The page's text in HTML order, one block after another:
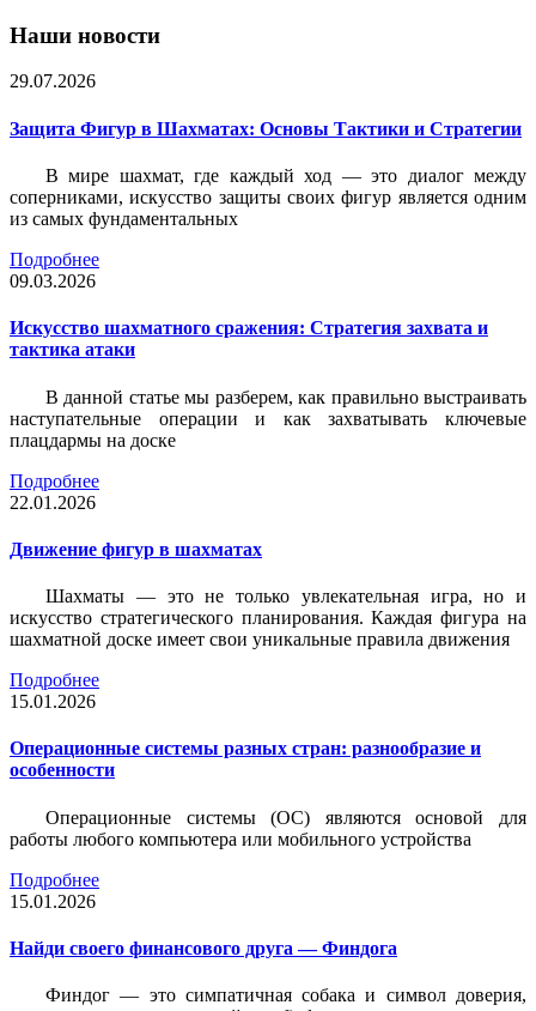
Наши новости
29.07.2026
Защита Фигур в Шахматах: Основы Тактики и Стратегии
В мире шахмат, где каждый ход — это диалог между
соперниками, искусство защиты своих фигур является одним
из самых фундаментальных
Подробнее
09.03.2026
Искусство шахматного сражения: Стратегия захвата и
тактика атаки
В данной статье мы разберем, как правильно выстраивать
наступательные операции и как захватывать ключевые
плацдармы на доске
Подробнее
22.01.2026
Движение фигур в шахматах
Шахматы — это не только увлекательная игра, но и
искусство стратегического планирования. Каждая фигура на
шахматной доске имеет свои уникальные правила движения
Подробнее
15.01.2026
Операционные системы разных стран: разнообразие и
особенности
Операционные системы (ОС) являются основой для
работы любого компьютера или мобильного устройства
Подробнее
15.01.2026
Найди своего финансового друга — Финдога
Финдог — это симпатичная собака и символ доверия,